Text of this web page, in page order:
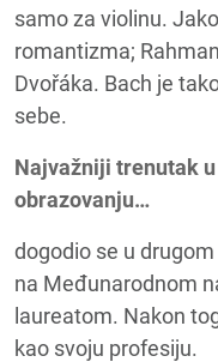
samo za violinu.
romantizma;
Dvořáka. Bach je
sebe.
Najvažniji trenutak
obrazovanju…
dogodio se u
na Međunarodnom
laureatom. Nakon
kao svoju profesiju.